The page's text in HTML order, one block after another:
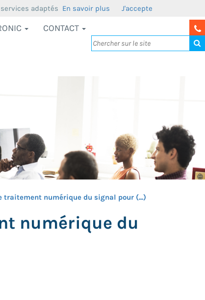
CONTACT
numérique du signal pour (...)
numérique du
adaptés En savoir plus J'accepte